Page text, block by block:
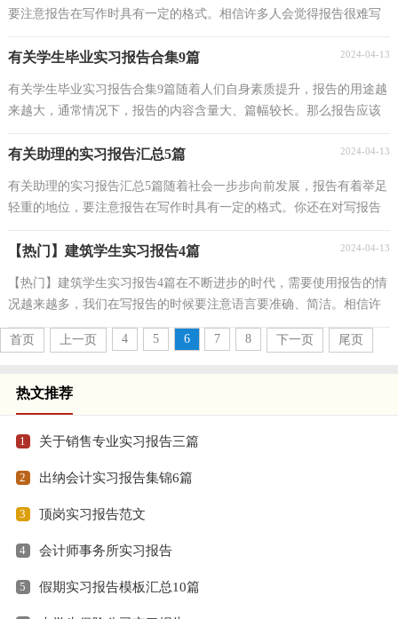
要注意报告在写作时具有一定的格式。相信许多人会觉得报告很难写
有关学生毕业实习报告合集9篇 2024-04-13
有关学生毕业实习报告合集9篇随着人们自身素质提升，报告的用途越
来越大，通常情况下，报告的内容含量大、篇幅较长。那么报告应该
有关助理的实习报告汇总5篇 2024-04-13
有关助理的实习报告汇总5篇随着社会一步步向前发展，报告有着举足
轻重的地位，要注意报告在写作时具有一定的格式。你还在对写报告
【热门】建筑学生实习报告4篇 2024-04-13
【热门】建筑学生实习报告4篇在不断进步的时代，需要使用报告的情
况越来越多，我们在写报告的时候要注意语言要准确、简洁。相信许
多人会觉得报告很难写吧，以下是小编为大家整理...
首页
上一页 4 5 6 7 8 下一页 尾页
热文推荐
1 关于销售专业实习报告三篇
2 出纳会计实习报告集锦6篇
3 顶岗实习报告范文
4 会计师事务所实习报告
5 假期实习报告模板汇总10篇